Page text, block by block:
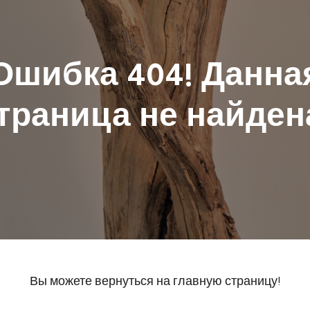
404!
не
Вы можете вернуться на главную страницу!